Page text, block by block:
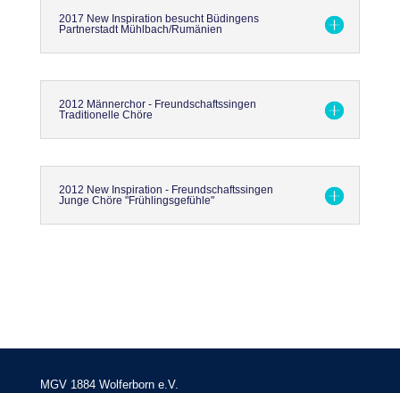
2017 New Inspiration besucht Büdingens
Partnerstadt Mühlbach/Rumänien
2012 Männerchor - Freundschaftssingen
Traditionelle Chöre
2012 New Inspiration - Freundschaftssingen
Junge Chöre "Frühlingsgefühle"
MGV 1884 Wolferborn e.V.